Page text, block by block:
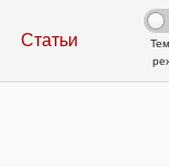
Статьи